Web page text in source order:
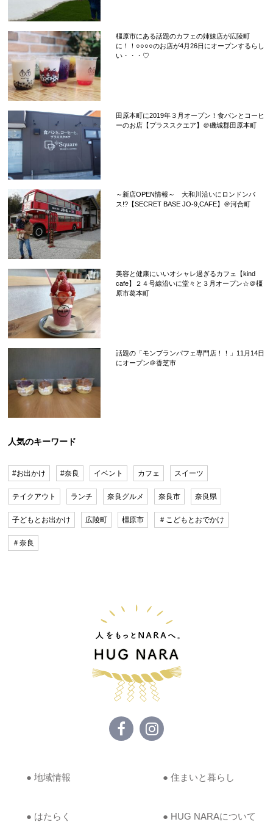
橿原市にある話題のカフェの姉妹店が広陵町
に！！○○○○のお店が4月26日にオープンするらし
い・・・♡
田原本町に2019年３月オープン！食パンとコーヒ
ーのお店【プラススクエア】＠磯城郡田原本町
～新店OPEN情報～ 大和川沿いにロンドンバ
ス!?【SECRET BASE JO-9,CAFE】＠河合町
美容と健康にいいオシャレ過ぎるカフェ【kind
cafe】２４号線沿いに堂々と３月オープン☆＠橿
原市葛本町
話題の「モンブランパフェ専門店！！」11月14日
にオープン＠香芝市
人気のキーワード
#お出かけ #奈良 イベント カフェ スイーツ
テイクアウト ランチ 奈良グルメ 奈良市 奈良県
子どもとお出かけ 広陵町 橿原市 ＃こどもとおでかけ
＃奈良
● 地域情報 ● 住まいと暮らし
● はたらく ● HUG NARAについて